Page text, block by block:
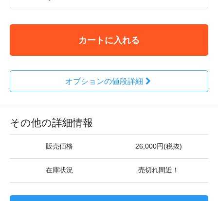
カートに入れる
オプションの値段詳細
その他の詳細情報
販売価格 26,000円(税抜)
在庫状況 売切れ間近！